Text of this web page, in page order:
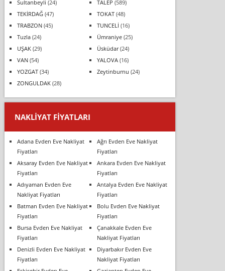
Sultanbeyli (24) TALEP (589)
TEKİRDAĞ(47) TOKAT(48)
TRABZON(45) TUNCELİ (16)
Tuzla(24) Ümraniye(25)
UŞAK(29) Üsküdar(24)
VAN(54) YALOVA(16)
YOZGAT(34) Zeytinburnu (24)
ZONGULDAK(28)
NAKLIYAT FIYATLARI
Adana Evden Eve Nakliyat
Fiyatları
Ağrı Evden Eve Nakliyat
Fiyatları
Aksaray Evden Eve Nakliyat
Fiyatları
Ankara Evden Eve Nakliyat
Fiyatları
Adıyaman Evden Eve
Nakliyat Fiyatları
Antalya Evden Eve Nakliyat
Fiyatları
Batman Evden Eve Nakliyat
Fiyatları
Bolu Evden Eve Nakliyat
Fiyatları
Bursa Evden Eve Nakliyat
Fiyatları
Çanakkale Evden Eve
Nakliyat Fiyatları
Denizli Evden Eve Nakliyat
Fiyatları
Diyarbakır Evden Eve
Nakliyat Fiyatları